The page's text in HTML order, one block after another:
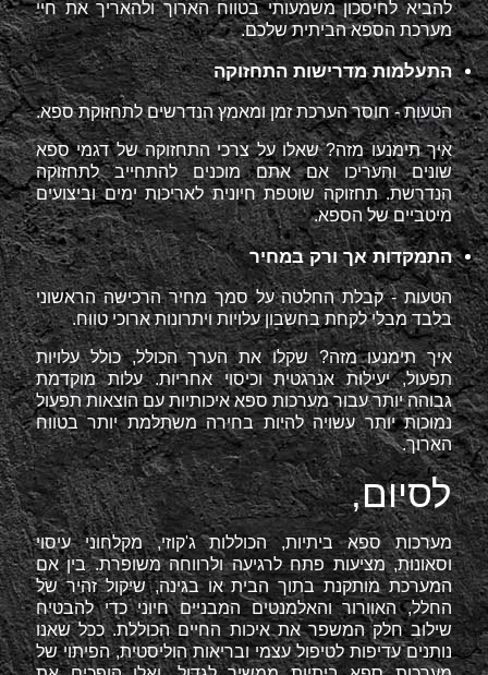
להביא לחיסכון משמעותי בטווח הארוך ולהאריך את חיי
מערכת הספא הביתית שלכם.
התעלמות מדרישות התחזוקה
הטעות - חוסר הערכת זמן ומאמץ הנדרשים לתחזוקת ספא.
איך תימנעו מזה? שאלו על צרכי התחזוקה של דגמי ספא
שונים והעריכו אם אתם מוכנים להתחייב לתחזוקה
הנדרשת. תחזוקה שוטפת חיונית לאריכות ימים וביצועים
מיטביים של הספא.
התמקדות אך ורק במחיר
הטעות - קבלת החלטה על סמך מחיר הרכישה הראשוני
בלבד מבלי לקחת בחשבון עלויות ויתרונות ארוכי טווח.
איך תימנעו מזה? שקלו את הערך הכולל, כולל עלויות
תפעול, יעילות אנרגטית וכיסוי אחריות. עלות מוקדמת
גבוהה יותר עבור מערכות ספא איכותיות עם הוצאות תפעול
נמוכות יותר עשויה להיות בחירה משתלמת יותר בטווח
הארוך.
לסיום,
מערכות ספא ביתיות, הכוללות ג'קוזי, מקלחוני עיסוי
וסאונות, מציעות פתח לרגיעה ולרווחה משופרת. בין אם
המערכת מותקנת בתוך הבית או בגינה, שיקול זהיר של
החלל, האוורור והאלמנטים המבניים חיוני כדי להבטיח
שילוב חלק המשפר את איכות החיים הכוללת. ככל שאנו
נותנים עדיפות לטיפול עצמי ובריאות הוליסטית, הפיתוי של